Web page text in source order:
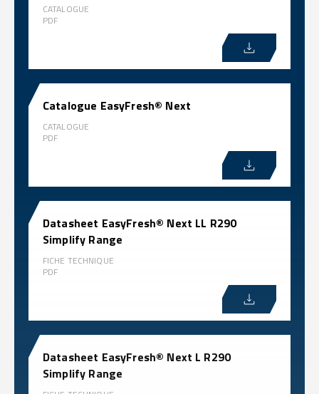
CATALOGUE
PDF
Catalogue EasyFresh® Next
CATALOGUE
PDF
Datasheet EasyFresh® Next LL R290
Simplify Range
FICHE TECHNIQUE
PDF
Datasheet EasyFresh® Next L R290
Simplify Range